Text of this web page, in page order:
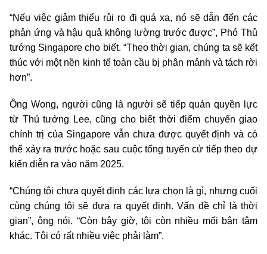
“Nếu việc giảm thiểu rủi ro đi quá xa, nó sẽ dẫn đến các
phản ứng và hậu quả không lường trước được”, Phó Thủ
tướng Singapore cho biết. “Theo thời gian, chúng ta sẽ kết
thúc với một nền kinh tế toàn cầu bị phân mảnh và tách rời
hơn”.
Ông Wong, người cũng là người sẽ tiếp quản quyền lực
từ Thủ tướng Lee, cũng cho biết thời điểm chuyển giao
chính trị của Singapore vẫn chưa được quyết định và có
thể xảy ra trước hoặc sau cuộc tổng tuyển cử tiếp theo dự
kiến diễn ra vào năm 2025.
“Chúng tôi chưa quyết định các lựa chọn là gì, nhưng cuối
cùng chúng tôi sẽ đưa ra quyết định. Vấn đề chỉ là thời
gian”, ông nói. “Còn bây giờ, tôi còn nhiều mối bận tâm
khác. Tôi có rất nhiều việc phải làm”.